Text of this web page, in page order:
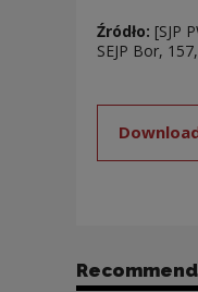
Źródło: [SJP
SEJP Bor,